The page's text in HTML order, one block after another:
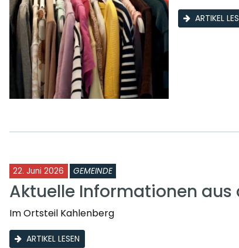
ARTIKEL
22. Juni 2026 GEMEINDE
Aktuelle Informationen
Im Ortsteil Kahlenberg
ARTIKEL LESEN